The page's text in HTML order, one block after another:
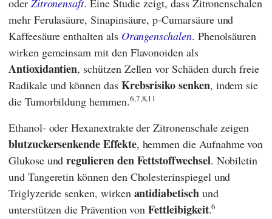
oder Zitronensaft. Eine Studie zeigt, dass Zitronenschalen
mehr Ferulasäure, Sinapinsäure, p-Cumarsäure und
Kaffeesäure enthalten als Orangenschalen. Phenolsäuren
wirken gemeinsam mit den Flavonoiden als
Antioxidantien, schützen Zellen vor Schäden durch freie
Radikale und können das Krebsrisiko senken, indem sie
die Tumorbildung hemmen.6,7,8,11
Ethanol- oder Hexanextrakte der Zitronenschale zeigen
blutzuckersenkende Effekte, hemmen die Aufnahme von
Glukose undregulieren den Fettstoffwechsel. Nobiletin
und Tangeretin können den Cholesterinspiegel und
Triglyzeride senken, wirken antidiabetischund
unterstützen die Prävention vonFettleibigkeit.6